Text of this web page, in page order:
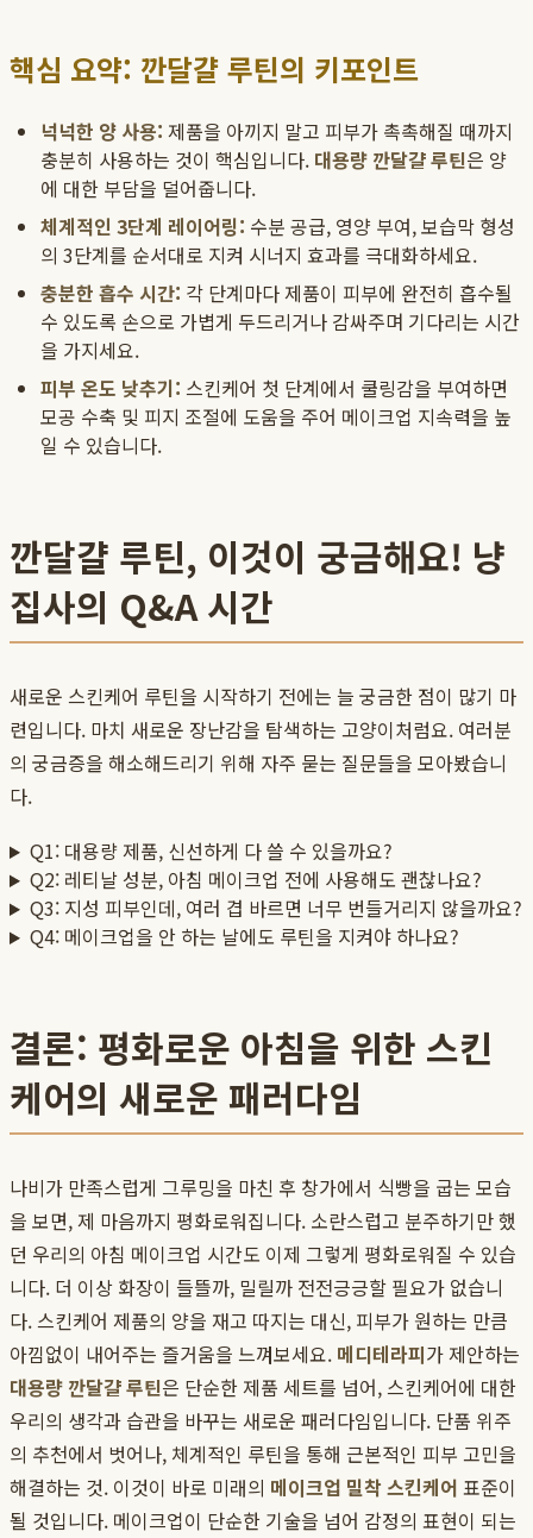
핵심 요약: 깐달걀 루틴의 키포인트
넉넉한 양 사용: 제품을 아끼지 말고 피부가 촉촉해질 때까지
충분히 사용하는 것이 핵심입니다. 대용량 깐달걀 루틴은 양
에 대한 부담을 덜어줍니다.
체계적인 3단계 레이어링: 수분 공급, 영양 부여, 보습막 형성
의 3단계를 순서대로 지켜 시너지 효과를 극대화하세요.
충분한 흡수 시간: 각 단계마다 제품이 피부에 완전히 흡수될
수 있도록 손으로 가볍게 두드리거나 감싸주며 기다리는 시간
을 가지세요.
피부 온도 낮추기: 스킨케어 첫 단계에서 쿨링감을 부여하면
모공 수축 및 피지 조절에 도움을 주어 메이크업 지속력을 높
일 수 있습니다.
깐달걀 루틴, 이것이 궁금해요! 냥
집사의 Q&A 시간
새로운 스킨케어 루틴을 시작하기 전에는 늘 궁금한 점이 많기 마
련입니다. 마치 새로운 장난감을 탐색하는 고양이처럼요. 여러분
의 궁금증을 해소해드리기 위해 자주 묻는 질문들을 모아봤습니
다.
Q1: 대용량 제품, 신선하게 다 쓸 수 있을까요?
Q2: 레티날 성분, 아침 메이크업 전에 사용해도 괜찮나요?
Q3: 지성 피부인데, 여러 겹 바르면 너무 번들거리지 않을까요?
Q4: 메이크업을 안 하는 날에도 루틴을 지켜야 하나요?
결론: 평화로운 아침을 위한 스킨
케어의 새로운 패러다임
나비가 만족스럽게 그루밍을 마친 후 창가에서 식빵을 굽는 모습
을 보면, 제 마음까지 평화로워집니다. 소란스럽고 분주하기만 했
던 우리의 아침 메이크업 시간도 이제 그렇게 평화로워질 수 있습
니다. 더 이상 화장이 들뜰까, 밀릴까 전전긍긍할 필요가 없습니
다. 스킨케어 제품의 양을 재고 따지는 대신, 피부가 원하는 만큼
아낌없이 내어주는 즐거움을 느껴보세요. 메디테라피가 제안하는
대용량 깐달걀 루틴은 단순한 제품 세트를 넘어, 스킨케어에 대한
우리의 생각과 습관을 바꾸는 새로운 패러다임입니다. 단품 위주
의 추천에서 벗어나, 체계적인 루틴을 통해 근본적인 피부 고민을
해결하는 것. 이것이 바로 미래의 메이크업 밀착 스킨케어 표준이
될 것입니다. 메이크업이 단순한 기술을 넘어 감정의 표현이 되는